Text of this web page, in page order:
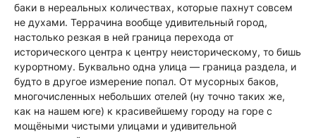
баки в нереальных количествах, которые пахнут совсем
не духами. Террачина вообще удивительный город,
настолько резкая в ней граница перехода от
исторического центра к центру неисторическому, то бишь
курортному. Буквально одна улица — граница раздела, и
будто в другое измерение попал. От мусорных баков,
многочисленных небольших отелей (ну точно таких же,
как на нашем юге) к красивейшему городу на горе с
мощёными чистыми улицами и удивительной